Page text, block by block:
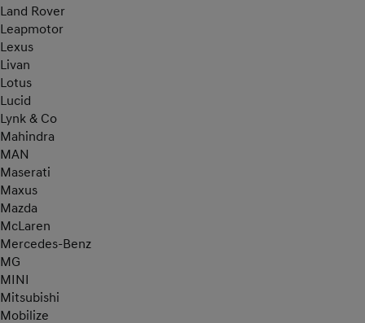
Land Rover
Leapmotor
Lexus
Livan
Lotus
Lucid
Lynk & Co
Mahindra
MAN
Maserati
Maxus
Mazda
McLaren
Mercedes-Benz
MG
MINI
Mitsubishi
Mobilize